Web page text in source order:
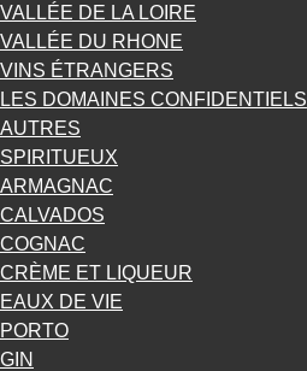
VALLÉE DE LA LOIRE
VALLÉE DU RHONE
VINS ÉTRANGERS
LES DOMAINES CONFIDENTIELS
AUTRES
SPIRITUEUX
ARMAGNAC
CALVADOS
COGNAC
CRÈME ET LIQUEUR
EAUX DE VIE
PORTO
GIN